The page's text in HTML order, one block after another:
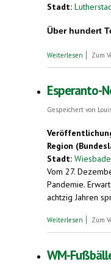
Stadt:
Über hundert
Weiterlesen überZum
Esperanto-
Gespeichert von
Region
Stadt:
Vom 27.
Pandemie.
achtzig Jahren
Weiterlesen überZum
WM-